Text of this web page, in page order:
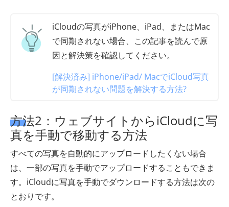
iCloudの写真がiPhone、iPad、またはMac
で同期されない場合、この記事を読んで原
因と解決策を確認してください。
[解決済み] iPhone/iPad/ MacでiCloud写真
が同期されない問題を解決する方法?
方法2：ウェブサイトからiCloudに写
真を手動で移動する方法
すべての写真を自動的にアップロードしたくない場合
は、一部の写真を手動でアップロードすることもできま
す。iCloudに写真を手動でダウンロードする方法は次の
とおりです。